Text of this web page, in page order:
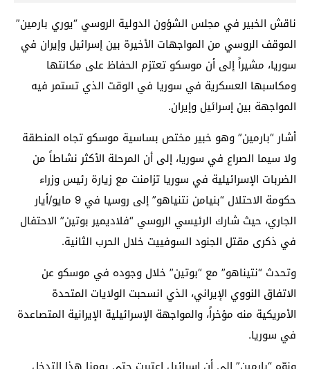
ناقش الخبير في مجلس الشؤون الدولية الروسي “يوري بارمين”
الموقف الروسي من المواجهات الأخيرة بين إسرائيل وإيران في
سوريا، مشيراً إلى أن موسكو تعتزم الحفاظ على مكانتها
ومكاسبها العسكرية في سوريا في الوقت الذي تستمر فيه
المواجهة بين إسرائيل وإيران.
أشار “بارمين” وهو خبير مختص بساسية موسكو تجاه المنطقة
ولا سيما الصراع في سوريا، إلى أن المرحلة الأكثر نشاطاً من
الضربات الإسرائيلية في سوريا تزامنت مع زيارة رئيس وزراء
حكومة الاحتلال “بنيامن نتنياهو” إلى روسيا في 9 مايو/أيار
الجاري، حيث شارك الرئيسي الروسي “فلاديمير بوتين” الاحتفال
في ذكرى مقتل الجنود السوفييت خلال الحرب الثانية.
وتحدث “نتيناهو” مع “بوتين” خلال وجوده في موسكو عن
الاتفاق النووي الإيراني، الذي انسحبت الولايات المتحدة
الأمريكية منه مؤخراً، والمواجهة الإسرائيلية الإيرانية المتصاعدة
في سوريا.